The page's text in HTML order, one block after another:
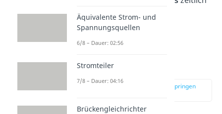
verändert.
Beispiele
zur Stelle im Video springen
Äquivalente Strom- und
Spannungsquellen
6/8 – Dauer: 02:56
Stromteiler
7/8 – Dauer: 04:16
Brückengleichrichter